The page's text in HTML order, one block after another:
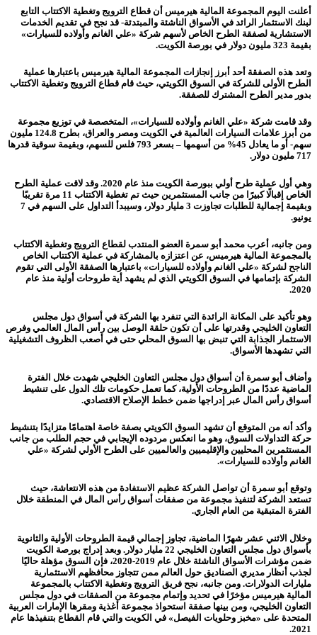
أعلنت اليوم المجموعة المالية هيرميس أن قطاع الترويج وتغطية الاكتتاب التابع
لبنك الاستثمار الرائد في الأسواق الناشئة والمبتدئة- قد نجح في تقديم الخدمات
الاستشارية لصفقة الطرح الخاص لأسهم شركة «علي الغانم وأولاده للسيارات»
بقيمة 323 مليون دولار في بورصة الكويت.
وتعد هذه الصفقة أحد أبرز إنجازات المجموعة المالية هيرميس باعتبارها عملية
الطرح الأولى للشركة في السوق الكويتي، حيث قام قطاع الترويج وتغطية الاكتتاب
بدور مدير الطرح المشترك للصفقة.
وقد قامت شركة «علي الغانم وأولاده للسيارات»، المتخصصة في توزيع مجموعة
من أبرز علامات السيارات العالمية في الكويت ومصر والعراق، بطرح 124.8 مليون
سهم- أو ما يعادل 45% من أسهمها – بسعر 793 فلس للسهم، وبقيمة سوقية قدرها
717 مليون دولار.
وهي أول عملية طرح أولي ببورصة الكويت منذ عام 2020. وقد لاقت عملية الطرح
الخاص إقبالًا كبيرًا من جانب المستثمرين حيث تم تغطية الاكتتاب 11 مرة تقريبًا
وبقيمة إجمالية للطلبات تجاوزت 3 مليار دولار، وسيبدأ التداول على السهم في 7
يونيو.
ومن جانبه، أعرب محمد أبو سمرة العضو المنتدب لقطاع الترويج وتغطية الاكتتاب
بالمجموعة المالية هيرميس، عن اعتزازه بالمشاركة في عملية الاكتتاب الخاص
الناجح لشركة «علي الغانم وأولاده للسيارات» باعتبارها الصفقة الأولى التي تقوم
الشركة بإتمامها في السوق الكويتي الذي لم يشهد أية طروحات أولية منذ عام
2020.
وهو تأكيد على المكانة الرائدة التي تنفرد بها الشركة في أسواق دول مجلس
التعاون الخليجي وقدرتها على أن تكون حلقة الوصل بين رأس المال العالمي وفرص
الاستثمار الجذابة التي تنبض بها السوق المحلي حتى في أصعب الظروف التشغيلية
التي تشهدها الأسواق.
وأضاف أبو سمرة أن أسواق دول مجلس التعاون الخليجي شهدت خلال الفترة
الماضية عددًا من الطروحات الأولية، كما تعمل حكومات تلك الدول على تنشيط
أسواق رأس المال عبر إدراجها ضمن خطط الإصلاح الاقتصادي.
وأكد أنه من المتوقع أن تشهد السوق الكويتي بصفة خاصة اهتمامًا متزايدًا بتنشيط
حركة التداولات السوق، وهو ما انعكس مردوده الإيجابي في حجم الطلب من جانب
المستثمرين المحليين والإقليميين والعالميين على الطرح الأولي لشركة «علي
الغانم وأولاده للسيارات».
وتوقع أبو سمرة أن تواصل الشركة عظيم الاستفادة من هذه الانتعاشة، حيث
تستعد الشركة لتنفيذ مجموعة من صفقات أسواق رأس المال في المنطقة خلال
الفترة المتبقية من العام الجاري.
وخلال الاثني عشر شهرًا الماضية، تجاوز إجمالي قيمة الطروحات الأولية والثانوية
بأسواق دول مجلس التعاون الخليجي 22 مليار دولار. وبعد إدراج بورصة الكويت
ضمن مؤشرات الأسواق الناشئة خلال عام 2019-2020، فإن السوق مؤهلة حاليًا
لجذب أنظار مديري الصناديق حول العالم ممن تتجاوز محافظهم الاستثمارية
مليارات الدولارات. ومن جانبه، نجح فريق الترويج وتغطية الاكتتاب بالمجموعة
المالية هيرميس مؤخرًا في تحديد وإتمام مجموعة من الصفقات في دول مجلس
التعاون الخليجي، ومن بينها صفقة استحواذ مجموعة أغذية ومقرها الإمارات العربية
المتحدة على «مخبز وحلويات الفيصل» في الكويت والتي قام القطاع بتنفيذها عام
2021.